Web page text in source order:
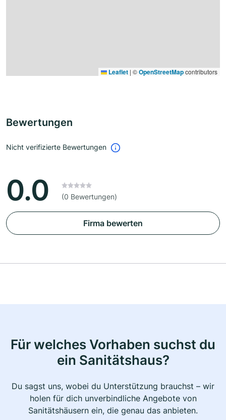
Leaflet | ©OpenStreetMapcontributors
Bewertungen
Nicht verifizierte Bewertungen
0.0 (0 Bewertungen)
Firma bewerten
Für welches Vorhaben suchst du
ein Sanitätshaus?
Du sagst uns, wobei du Unterstützung brauchst – wir
holen für dich unverbindliche Angebote von
Sanitätshäusern ein, die genau das anbieten.